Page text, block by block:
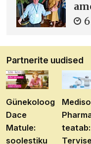
Partnerite uudised
Günekoloog
Dace
Matule:
soolestiku
teatab: